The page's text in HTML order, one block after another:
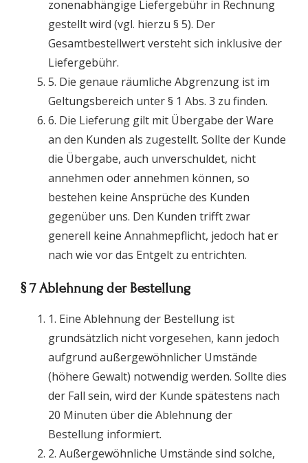
zonenabhängige Liefergebühr in Rechnung
gestellt wird (vgl. hierzu § 5). Der
Gesamtbestellwert versteht sich inklusive der
Liefergebühr.
5. Die genaue räumliche Abgrenzung ist im
Geltungsbereich unter § 1 Abs. 3 zu finden.
6. Die Lieferung gilt mit Übergabe der Ware
an den Kunden als zugestellt. Sollte der Kunde
die Übergabe, auch unverschuldet, nicht
annehmen oder annehmen können, so
bestehen keine Ansprüche des Kunden
gegenüber uns. Den Kunden trifft zwar
generell keine Annahmepflicht, jedoch hat er
nach wie vor das Entgelt zu entrichten.
§ 7 Ablehnung der Bestellung
1. Eine Ablehnung der Bestellung ist
grundsätzlich nicht vorgesehen, kann jedoch
aufgrund außergewöhnlicher Umstände
(höhere Gewalt) notwendig werden. Sollte dies
der Fall sein, wird der Kunde spätestens nach
20 Minuten über die Ablehnung der
Bestellung informiert.
2. Außergewöhnliche Umstände sind solche,